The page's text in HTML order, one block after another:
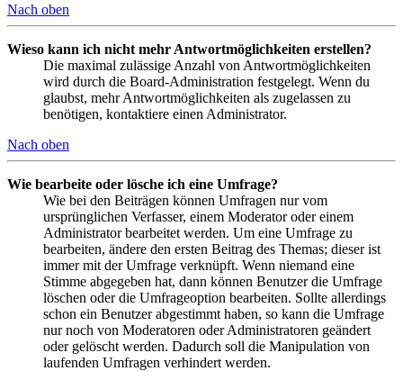
Nach oben
Wieso kann ich nicht mehr Antwortmöglichkeiten erstellen?
Die maximal zulässige Anzahl von Antwortmöglichkeiten
wird durch die Board-Administration festgelegt. Wenn du
glaubst, mehr Antwortmöglichkeiten als zugelassen zu
benötigen, kontaktiere einen Administrator.
Nach oben
Wie bearbeite oder lösche ich eine Umfrage?
Wie bei den Beiträgen können Umfragen nur vom
ursprünglichen Verfasser, einem Moderator oder einem
Administrator bearbeitet werden. Um eine Umfrage zu
bearbeiten, ändere den ersten Beitrag des Themas; dieser ist
immer mit der Umfrage verknüpft. Wenn niemand eine
Stimme abgegeben hat, dann können Benutzer die Umfrage
löschen oder die Umfrageoption bearbeiten. Sollte allerdings
schon ein Benutzer abgestimmt haben, so kann die Umfrage
nur noch von Moderatoren oder Administratoren geändert
oder gelöscht werden. Dadurch soll die Manipulation von
laufenden Umfragen verhindert werden.